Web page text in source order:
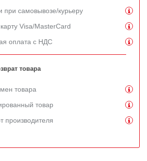
при самовывозе/курьеру
Visa/MasterCard
оплата с НДС
товара
товара
товар
производителя